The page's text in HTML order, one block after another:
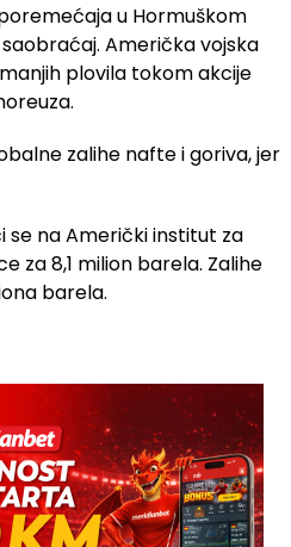
u Hormuškom
Američka vojska
plovila tokom akcije
zalihe nafte i goriva, jer
se na Američki institut za
za 8,1 milion barela. Zalihe
barela.